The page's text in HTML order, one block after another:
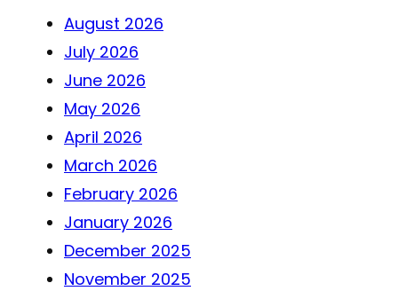
August 2026
July 2026
June 2026
May 2026
April 2026
March 2026
February 2026
January 2026
December 2025
November 2025